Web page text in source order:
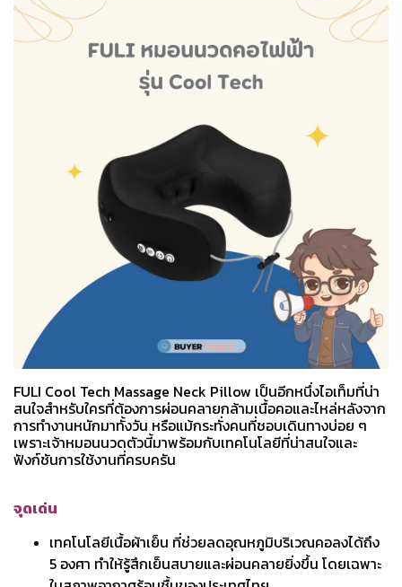
FULI Cool Tech Massage Neck Pillow เป็นอีกหนึ่งไอเท็มที่น่า
สนใจสำหรับใครที่ต้องการผ่อนคลายกล้ามเนื้อคอและไหล่หลังจาก
การทำงานหนักมาทั้งวัน หรือแม้กระทั่งคนที่ชอบเดินทางบ่อย ๆ
เพราะเจ้าหมอนนวดตัวนี้มาพร้อมกับเทคโนโลยีที่น่าสนใจและ
ฟังก์ชันการใช้งานที่ครบครัน
จุดเด่น
เทคโนโลยีเนื้อผ้าเย็น ที่ช่วยลดอุณหภูมิบริเวณคอลงได้ถึง
5 องศา ทำให้รู้สึกเย็นสบายและผ่อนคลายยิ่งขึ้น โดยเฉพาะ